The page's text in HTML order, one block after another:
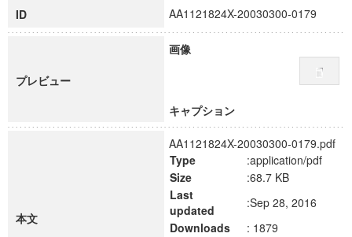
博士課程教育リーディングプログラム「超成熟社会発展のサ
学術雑誌掲載論文等(8)
ID AA1121824X-20030300-0179
プレビュー
画像
キャプション
本文
AA1121824X-20030300-0179.pdf
Type
:application/pdf
Size
:68.7 KB
Last
updated
:Sep 28, 2016
Downloads
: 1879